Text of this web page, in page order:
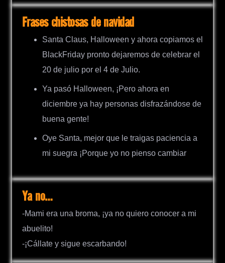
Frases chistosas de navidad
Santa Claus, Halloween y ahora copiamos el
BlackFriday pronto dejaremos de celebrar el
20 de julio por el 4 de Julio.
Ya pasó Halloween, ¡Pero ahora en
diciembre ya hay personas disfrazándose de
buena gente!
Oye Santa, mejor que le traigas paciencia a
mi suegra ¡Porque yo no pienso cambiar
Ya no…
-Mami era una broma, ¡ya no quiero conocer a mi
abuelito!
-¡Cállate y sigue escarbando!